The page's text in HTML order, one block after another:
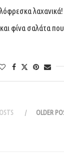
και φίνα σαλάτα
OLDER